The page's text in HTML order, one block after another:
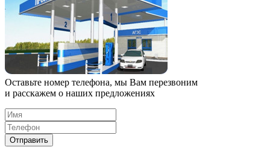
Оставьте номер телефона, мы Вам перезвоним
и расскажем о наших предложениях